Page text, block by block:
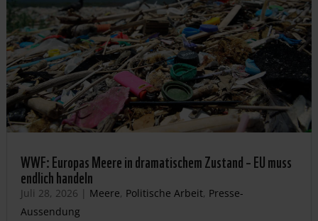
WWF: Europas Meere in dramatischem Zustand – EU muss
endlich handeln
Juli 28, 2026 | Meere, Politische Arbeit, Presse-
Aussendung